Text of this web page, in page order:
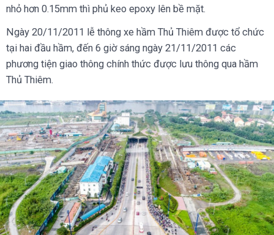
nhỏ hơn 0.15mm thì phủ keo epoxy lên bề mặt.
Ngày 20/11/2011 lễ thông xe hầm Thủ Thiêm được tổ chức
tại hai đầu hầm, đến 6 giờ sáng ngày 21/11/2011 các
phương tiện giao thông chính thức được lưu thông qua hầm
Thủ Thiêm.